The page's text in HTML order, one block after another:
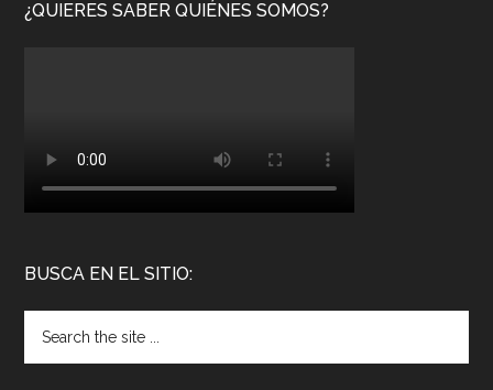
¿QUIERES SABER QUIÉNES SOMOS?
BUSCA EN EL SITIO: